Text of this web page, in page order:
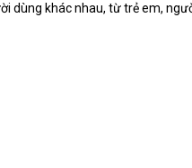
dùng khác nhau, từ trẻ em,